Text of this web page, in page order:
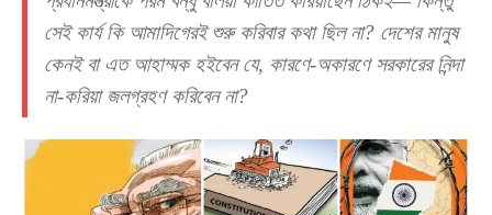
সেই কার্য কি আমাদিগেরই শুরু করিবার কথা ছিল না? দেশের মানুষ
কেনই বা এত আহাম্মক হইবেন যে, কারণে-অকারণে সরকারের নিন্দা
না-করিয়া জলগ্রহণ করিবেন না?